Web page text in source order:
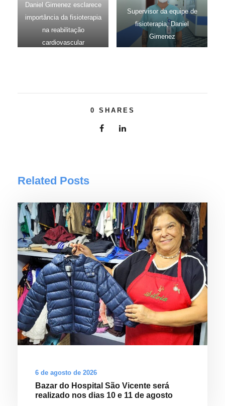
Daniel Gimenez esclarece
importância da fisioterapia
na reabilitação
cardiovascular
Supervisor da equipe de
fisioterapia, Daniel
Gimenez
0 SHARES
Related Posts
6 de agosto de 2026
Bazar do Hospital São Vicente será
realizado nos dias 10 e 11 de agosto